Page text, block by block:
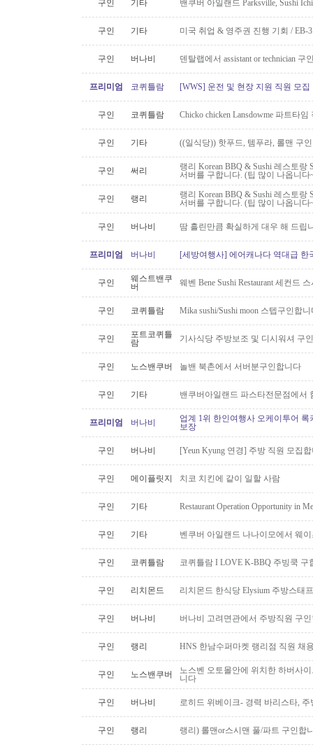
구인 기타 밴쿠버 아일랜드 Parksville, Sushi
구인 기타 미국 취업 & 영주권 진행 기회 / EB-
구인 버나비 덴탈랩에서 assistant or technician 구
프리미엄 코퀴틀람 [WWS] 운전 및 현장 지원 직원 모집
구인 코퀴틀람 Chicko chicken Lansdowme 파트타
구인 기타 ((일식당)) 핫푸드, 템푸라, 롤맨 구
구인 써리
랭리 Korean BBQ & Sushi 레스토
서버를 구합니다. (팁 많이 나옵니다
구인 랭리
랭리 Korean BBQ & Sushi 레스토
서버를 구합니다. (팁 많이 나옵니다
구인 버나비 땀 흘린만큼 확실하게 대우 해 드립
프리미엄 버나비 [세방여행사] 에어캐나다 역대급 한
구인
웨스트밴쿠
버
웨벤 Bene Sushi Restaurant 세컨드
구인 코퀴틀람 Mika sushi/Sushi moon 스텝구인합
구인
포트코퀴틀
람
기사식당 주방보조 및 디시워셔 구
구인 노스밴쿠버 놀밴 북촌에서 서버분구인합니다
구인 기타 밴쿠버아일랜드 파스타전문점에서
프리미엄 버나비
업계 1위 한인여행사 오케이투어
보장
구인 버나비 [Yeun Kyung 연경] 주방 직원 모집
구인 메이플릿지 치코 치킨에 같이 일할 사람
구인 기타 Restaurant Operation Opportunity in
구인 기타 벤쿠버 아일랜드 나나이모에서 웨
구인 코퀴틀람 코퀴틀람 I LOVE K-BBQ 주빙쿡 구
구인 리치몬드 리치몬드 한식당 Elysium 주방스태
구인 버나비 버나비 고려면관에서 주방직원 구
구인 랭리 HNS 한남수퍼마켓 랭리점 직원 채
구인 노스밴쿠버
노스벤 오토몰안에 위치한 하버사
니다
구인 버나비 로히드 위베이크- 경력 바리스타, 주
구인 랭리 랭리) 롤맨or스시맨 풀/파트 구인합